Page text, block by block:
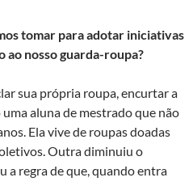
tomar para adotar iniciativas
ao nosso guarda-roupa?
sua própria roupa, encurtar a
aluna de mestrado que não
Ela vive de roupas doadas
Outra diminuiu o
a regra de que, quando entra